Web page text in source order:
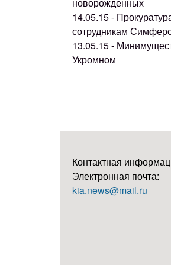
14.05.15 -
сотрудникам
13.05.15 -
Укромном
Контактная
Электронная почта:
kia.news@mail.ru